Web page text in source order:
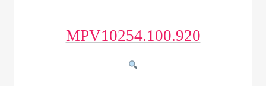
MPV10254.100.920